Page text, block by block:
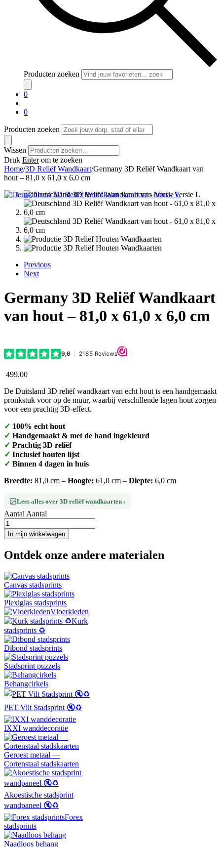
Producten zoeken
0
0
Producten zoeken
Wissen
Druk Enterom te zoeken
Home/3D Reliëf Wandkaart/Germany 3D Reliëf Wandkaart van
hout – 81,0 x 61,0 x 6,0 cm
Previous
Next
Germany 3D Reliëf Wandkaart
van hout – 81,0 x 61,0 x 6,0 cm
499.00
De Duitsland 3D reliëf wandkaart van echt hout is een handgemaakt
pronkstuk voor op de muur, waarbij verschillende lagen hout zorgen
voor een prachtig 3D-effect.
✓ 100% echt hout
✓ Handgemaakt & met de hand ingekleurd
✓ Prachtig 3D reliëf
✓ Inclusief houten lijst
✓ Binnen 4 dagen in huis
Breedte: 81,0 cm – Hoogte: 61,0 cm – Diepte: 6,0 cm
Lees alles over 3D reliëf wandkaarten ›
Aantal Aantal
In mijn winkelwagen
Ontdek onze andere materialen
Canvas stadsprints
Plexiglas stadsprints
Vloerkleden
Kurk
stadsprints ♻️
Dibond stadsprints
Stadsprint puzzels
Behangcirkels
PET Vilt Stadsprint 🔇♻️
IXXI wanddecoratie
Geroest metaal —
Cortenstaal stadskaarten
Akoestische stadsprint
wandpaneel 🔇♻️
Forex
stadsprints
Naadloos behang